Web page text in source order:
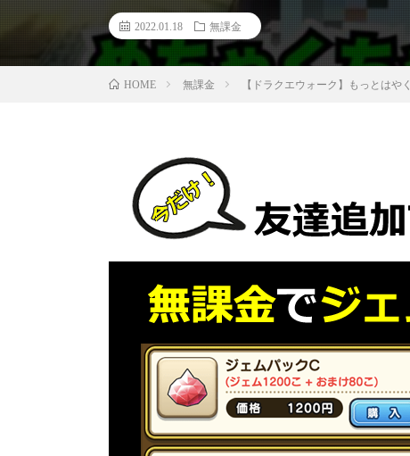
2022.01.18 無課金
HOME 無課金 【ドラクエウォーク】もっとは